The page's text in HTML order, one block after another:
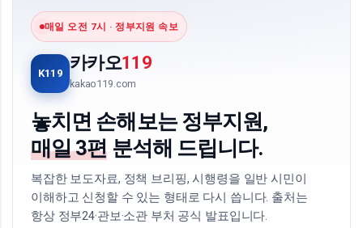
매일 오전 7시 · 정부지원 속보
K119
카카오119
kakao119.com
놓치면 손해보는 정부지원,
매일 3편 분석해 드립니다.
복잡한 보도자료, 정책 브리핑, 시행령을 일반 시민이
이해하고 신청할 수 있는 형태로 다시 씁니다. 출처는
항상 정부24·관보·소관 부처 공식 발표입니다.